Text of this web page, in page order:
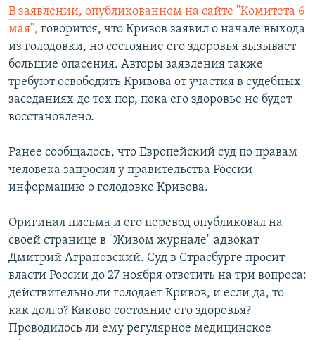
В заявлении, опубликованном на сайте "Комитета 6
мая", говорится, что Кривов заявил о начале выхода
из голодовки, но состояние его здоровья вызывает
большие опасения. Авторы заявления также
требуют освободить Кривова от участия в судебных
заседаниях до тех пор, пока его здоровье не будет
восстановлено.
Ранее сообщалось, что Европейский суд по правам
человека запросил у правительства России
информацию о голодовке Кривова.
Оригинал письма и его перевод опубликовал на
своей странице в "Живом журнале" адвокат
Дмитрий Аграновский. Суд в Страсбурге просит
власти России до 27 ноября ответить на три вопроса:
действительно ли голодает Кривов, и если да, то
как долго? Каково состояние его здоровья?
Проводилось ли ему регулярное медицинское